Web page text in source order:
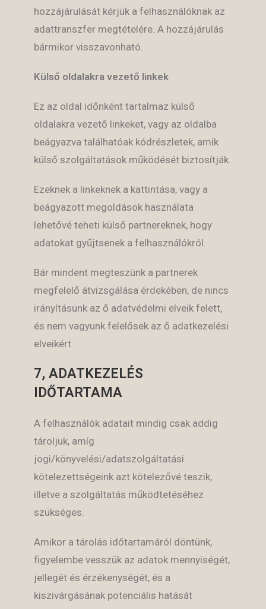
hozzájárulását kérjük a felhasználóknak az
adattranszfer megtételére. A hozzájárulás
bármikor visszavonható.
Külső oldalakra vezető linkek
Ez az oldal időnként tartalmaz külső
oldalakra vezető linkeket, vagy az oldalba
beágyazva találhatóak kódrészletek, amik
külső szolgáltatások működését biztosítják.
Ezeknek a linkeknek a kattintása, vagy a
beágyazott megoldások használata
lehetővé teheti külső partnereknek, hogy
adatokat gyűjtsenek a felhasználókról.
Bár mindent megteszünk a partnerek
megfelelő átvizsgálása érdekében, de nincs
irányításunk az ő adatvédelmi elveik felett,
és nem vagyunk felelősek az ő adatkezelési
elveikért.
7, ADATKEZELÉS
IDŐTARTAMA
A felhasználók adatait mindig csak addig
tároljuk, amíg
jogi/könyvelési/adatszolgáltatási
kötelezettségeink azt kötelezővé teszik,
illetve a szolgáltatás működtetéséhez
szükséges.
Amikor a tárolás időtartamáról döntünk,
figyelembe vesszük az adatok mennyiségét,
jellegét és érzékenységét, és a
kiszivárgásának potenciális hatását